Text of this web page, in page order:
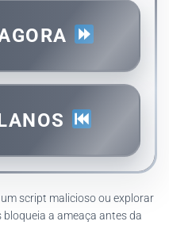
script malicioso ou explorar
a ameaça antes da